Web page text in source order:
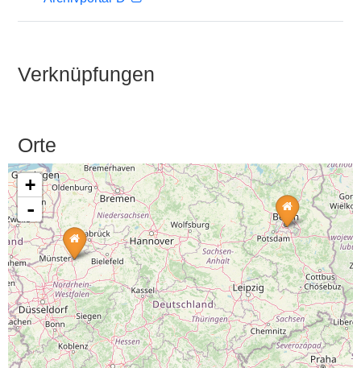
Verknüpfungen
Orte
+
-